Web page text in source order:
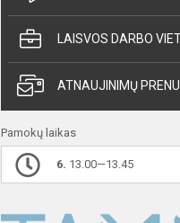
LAISVOS DARBO
ATNAUJINIMŲ
Pamokų laikas
6. 13.00—13.45